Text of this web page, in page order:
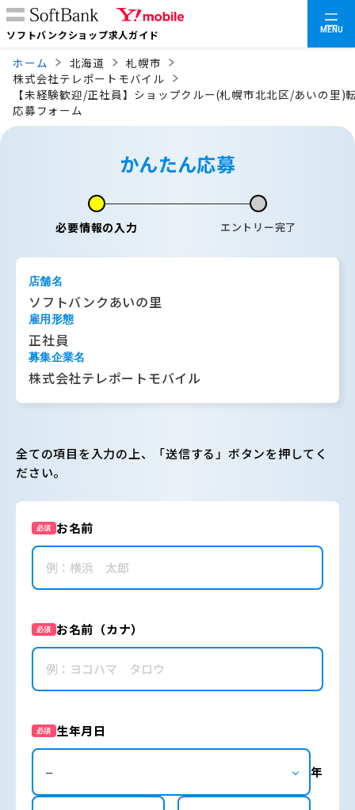
ソフトバンクショップ求人ガイド MENU
ホーム 北海道
札幌市
株式会社テレポートモバイル
【未経験歓迎/正社員】ショップクルー(札幌市北北区/あいの里
応募フォーム
かんたん応募
必要情報の入力 エントリー完了
店舗名
ソフトバンクあいの里
雇用形態
正社員
募集企業名
株式会社テレポートモバイル
全ての項目を入力の上、「送信する」ボタンを押してく
ださい。
必須 お名前
必須 お名前（カナ）
必須 生年月日
年